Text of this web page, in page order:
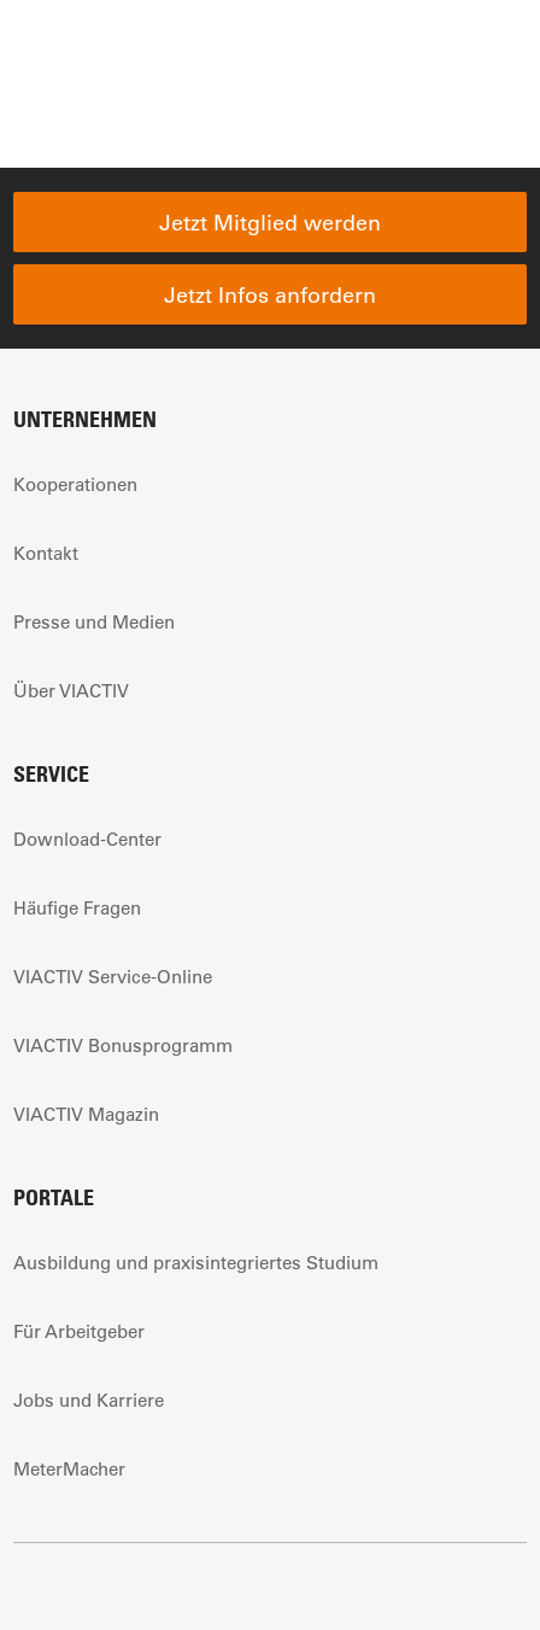
Jetzt Mitglied werden
Jetzt Infos anfordern
UNTERNEHMEN
Kooperationen
Kontakt
Presse und Medien
Über VIACTIV
SERVICE
Download-Center
Häufige Fragen
VIACTIV Service-Online
VIACTIV Bonusprogramm
VIACTIV Magazin
PORTALE
Ausbildung und praxisintegriertes Studium
Für Arbeitgeber
Jobs und Karriere
MeterMacher